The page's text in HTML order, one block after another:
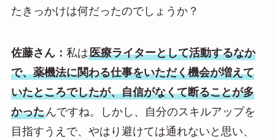
たきっかけは何だったのでしょうか？
佐藤さん： 私は医療ライターとして活動するなか
で、薬機法に関わる仕事をいただく機会が増えて
いたところでしたが、自信がなくて断ることが多
かったんですね。しかし、自分のスキルアップを
目指すうえで、やはり避けては通れないと思い、